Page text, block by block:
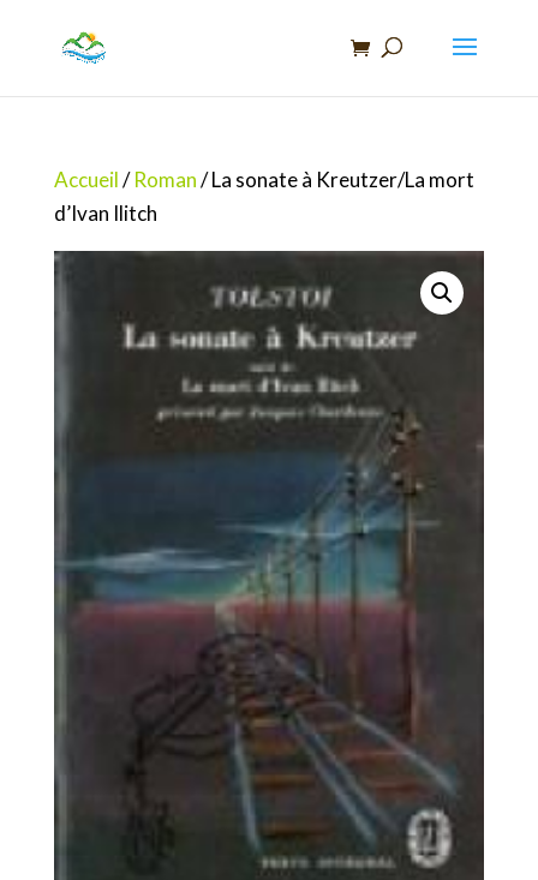
Accueil/Roman/ La sonate à Kreutzer/La mort
d’Ivan Ilitch